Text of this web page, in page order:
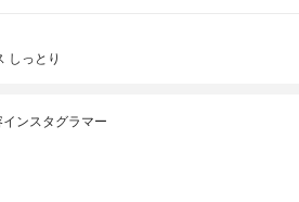
しっとり
ンスタグラマー